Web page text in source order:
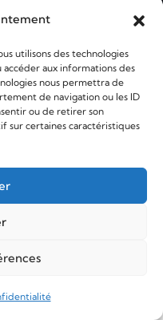
utilisons des technologies
aux informations des
nous permettra de
de navigation ou les ID
ou de retirer son
sur certaines caractéristiques